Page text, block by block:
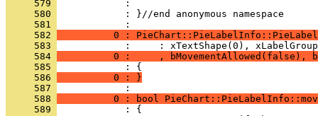
     579
     580
            : }//end anonymous namespace
     581
     582
0 :
     583
     584
0 :     , bMovementAllowed(false),
     585
     586
          0 : }
     587
     588
0 : bool
     589